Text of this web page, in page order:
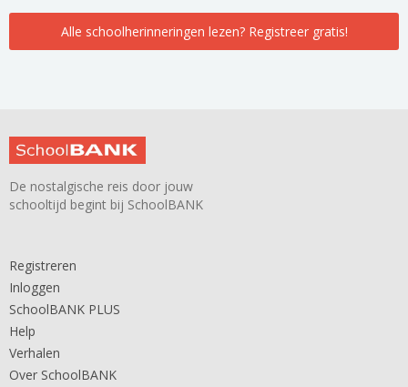
Alle schoolherinneringen lezen? Registreer gratis!
De nostalgische reis door jouw
schooltijd begint bij SchoolBANK
Registreren
Inloggen
SchoolBANK PLUS
Help
Verhalen
Over SchoolBANK